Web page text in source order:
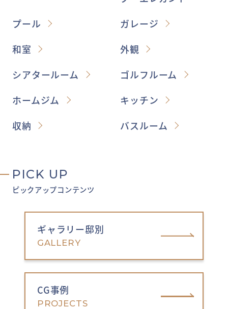
プール
ガレージ
和室
外観
シアタールーム
ゴルフルーム
ホームジム
キッチン
収納
バスルーム
PICK UP
ピックアップコンテンツ
ギャラリー邸別
GALLERY
CG事例
PROJECTS